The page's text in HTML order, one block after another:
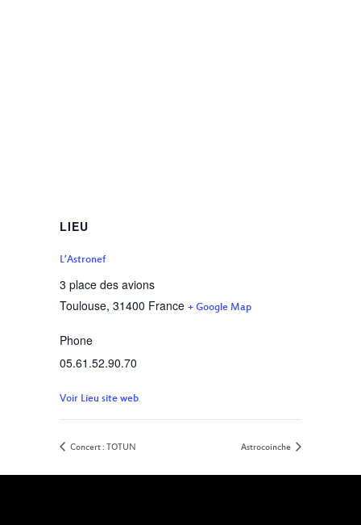
LIEU
L’Astronef
3 place des avions
Toulouse, 31400 France + Google Map
Phone
05.61.52.90.70
Voir Lieu site web
Concert : TOTUN Astrocoinche